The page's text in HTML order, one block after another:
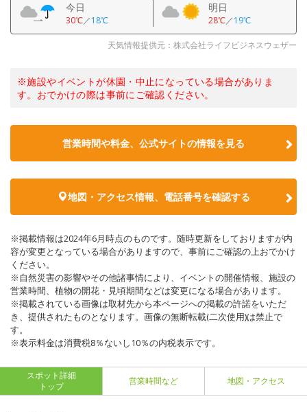
今日
30℃／18℃
明日
28℃／19℃
天気情報提供元：株式会社ライフビジネスウェザー
※施設やイベントが休園・中止になっている場合がありま
す。おでかけの際は事前にご確認ください。
営業時間や料金、公式サイトの情報を見る
地図・アクセス情報、電話番号を確認する
※掲載情報は2024年6月時点のものです。随時更新をしておりますが内
容が変更となっている場合がありますので、事前にご確認の上おでかけ
ください。
※自然災害の影響やその他諸事情により、イベントの開催情報、施設の
営業時間、植物の開花・見頃期間などは変更になる場合があります。
※掲載されている画像は取材先から本ページへの掲載の許諾をいただ
き、提供されたものとなります。画像の無断転載(二次使用)は禁止で
す。
※表示料金は消費税8％ないし10％の内税表示です。
スポット詳細
トップ
営業時間など 地図・アクセス